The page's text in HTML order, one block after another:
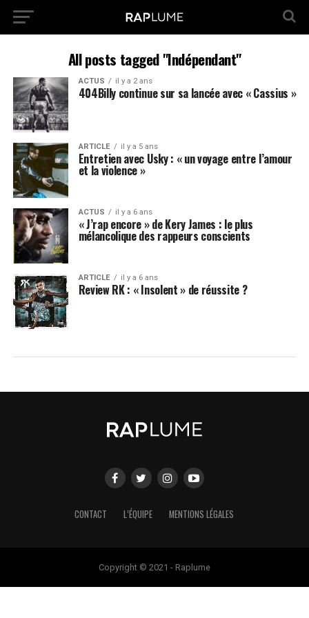
All posts tagged "Indépendant"
ACTUS il y a 2 ans
404Billy continue sur sa lancée avec « Cassius »
ARTICLE il y a 5 ans
Entretien avec Usky : « un voyage entre l’amour
et la violence »
ACTUS il y a 6 ans
« J’rap encore » de Kery James : le plus
mélancolique des rappeurs conscients
ARTICLE il y a 6 ans
Review RK : « Insolent » de réussite ?
CONTACT L’ÉQUIPE MENTIONS LÉGALES
Copyright © 2021 - Raplume